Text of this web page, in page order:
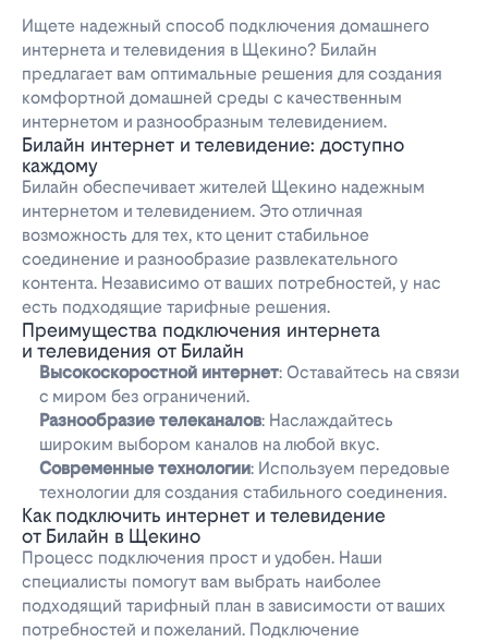
Ищете надежный способ подключения домашнего
интернета и телевидения в Щекино? Билайн
предлагает вам оптимальные решения для создания
комфортной домашней среды с качественным
интернетом и разнообразным телевидением.
Билайн интернет и телевидение: доступно
каждому
Билайн обеспечивает жителей Щекино надежным
интернетом и телевидением. Это отличная
возможность для тех, кто ценит стабильное
соединение и разнообразие развлекательного
контента. Независимо от ваших потребностей, у нас
есть подходящие тарифные решения.
Преимущества подключения интернета
и телевидения от Билайн
Высокоскоростной интернет: Оставайтесь на связи
с миром без ограничений.
Разнообразие телеканалов: Наслаждайтесь
широким выбором каналов на любой вкус.
Современные технологии: Используем передовые
технологии для создания стабильного соединения.
Как подключить интернет и телевидение
от Билайн в Щекино
Процесс подключения прост и удобен. Наши
специалисты помогут вам выбрать наиболее
подходящий тарифный план в зависимости от ваших
потребностей и пожеланий. Подключение